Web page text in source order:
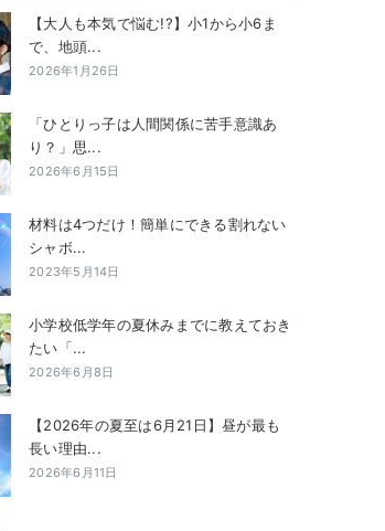
【大人も本気で悩む!?】小1から小6ま
で、地頭...
2026年1月26日
「ひとりっ子は人間関係に苦手意識あ
り？」思...
2026年6月15日
材料は4つだけ！簡単にできる割れない
シャボ...
2023年5月14日
小学校低学年の夏休みまでに教えておき
たい「...
2026年6月8日
【2026年の夏至は6月21日】昼が最も
長い理由...
2026年6月11日